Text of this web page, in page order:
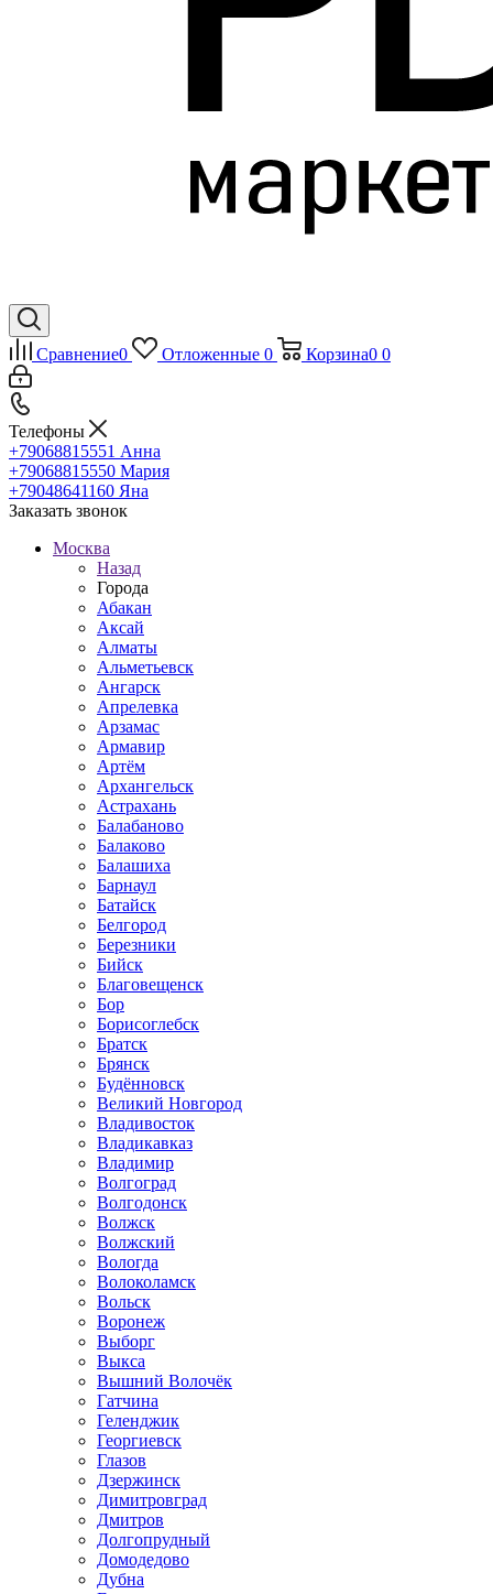
Сравнение0 Отложенные 0 Корзина0 0
Телефоны
+79068815551 Анна
+79068815550 Мария
+79048641160 Яна
Заказать звонок
Москва
Назад
Города
Абакан
Аксай
Алматы
Альметьевск
Ангарск
Апрелевка
Арзамас
Армавир
Артём
Архангельск
Астрахань
Балабаново
Балаково
Балашиха
Барнаул
Батайск
Белгород
Березники
Бийск
Благовещенск
Бор
Борисоглебск
Братск
Брянск
Будённовск
Великий Новгород
Владивосток
Владикавказ
Владимир
Волгоград
Волгодонск
Волжск
Волжский
Вологда
Волоколамск
Вольск
Воронеж
Выборг
Выкса
Вышний Волочёк
Гатчина
Геленджик
Георгиевск
Глазов
Дзержинск
Димитровград
Дмитров
Долгопрудный
Домодедово
Дубна